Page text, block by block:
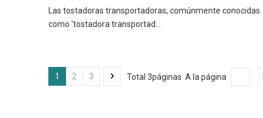
Las tostadoras transportadoras, comúnmente conocidas
como 'tostadora transportad...
1 2 3 Total 3páginas A la página